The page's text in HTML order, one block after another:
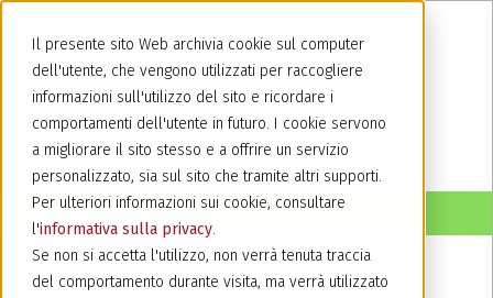
Il presente sito Web archivia cookie sul computer
dell'utente, che vengono utilizzati per raccogliere
informazioni sull'utilizzo del sito e ricordare i
comportamenti dell'utente in futuro. I cookie servono
a migliorare il sito stesso e a offrire un servizio
personalizzato, sia sul sito che tramite altri supporti.
Per ulteriori informazioni sui cookie, consultare
l'informativa sulla privacy.
Se non si accetta l'utilizzo, non verrà tenuta traccia
del comportamento durante visita, ma verrà utilizzato